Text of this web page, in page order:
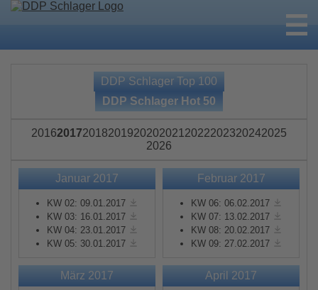
DDP Schlager Top 100
DDP Schlager Hot 50
201620172018201920202021 2022202320242025
2026
Januar 2017
KW 02: 09.01.2017
KW 03: 16.01.2017
KW 04: 23.01.2017
KW 05: 30.01.2017
Februar 2017
KW 06: 06.02.2017
KW 07: 13.02.2017
KW 08: 20.02.2017
KW 09: 27.02.2017
März 2017 April 2017